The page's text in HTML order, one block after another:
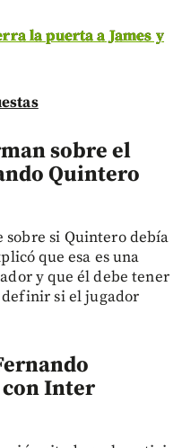
la puerta a James y
sobre el
Quintero
si Quintero debía
que esa es una
y que él debe tener
definir si el jugador
Inter